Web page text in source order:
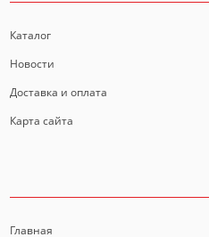
Каталог
Новости
Доставка и оплата
Карта сайта
Главная